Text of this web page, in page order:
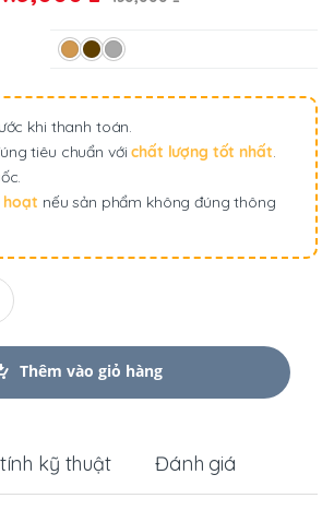
khi thanh toán.
tiêu chuẩn vớichất lượng tốt nhất.
hoạt nếu sản phẩm không đúng thông
Thêm vào giỏ hàng
kỹ thuật Đánh giá